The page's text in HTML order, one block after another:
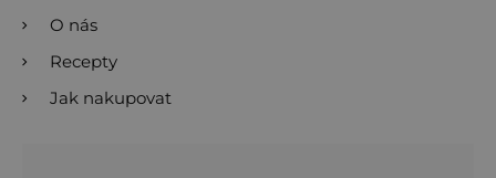
O nás
Recepty
Jak nakupovat